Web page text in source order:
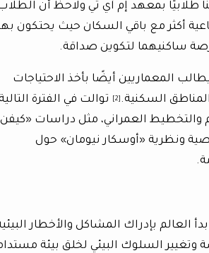
طلابيًا بمعهد إم آي تي ولاحظ أن
أكثر مع باقي السكان حيث يحتكون
ساكنيهما لتكوين صداقة.
المعماريين أيضًا بأخذ الاحتياجات
السكنية.
توالت في الفترة
والتخطيط العمراني، مثل دراسات «كيفن
ونظرية «أوسكار نيومان» حول
العالم بإدراك المشاكل والأخطار
وتغيير السلوك البيئي لخلق بيئة